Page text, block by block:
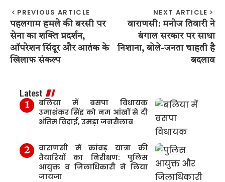
PREVIOUS ARTICLE
पहलगाम हमले की बरसी पर
सेना का शक्ति प्रदर्शन,
ऑपरेशन सिंदूर और आतंक के
खिलाफ संकल्प
NEXT ARTICLE
वाराणसी: मनोज तिवारी ने
बंगाल सरकार पर साधा
निशाना, बोले-जनता चाहती है
बदलाव
Latest
बलिया में बसपा विधायक
उमाशंकर सिंह को नम आंखों से दी
अंतिम विदाई, उमड़ा जनसैलाब
वाराणसी में कांवड़ यात्रा की
तैयारियों का निरीक्षण: पुलिस
आयुक्त व जिलाधिकारी ने लिया
जायजा